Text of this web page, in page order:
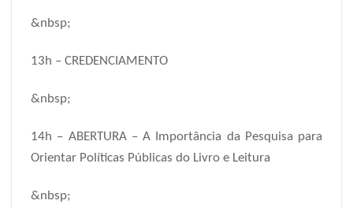
&nbsp;
13h – CREDENCIAMENTO
&nbsp;
14h – ABERTURA – A Importância da Pesquisa para
Orientar Políticas Públicas do Livro e Leitura
&nbsp;